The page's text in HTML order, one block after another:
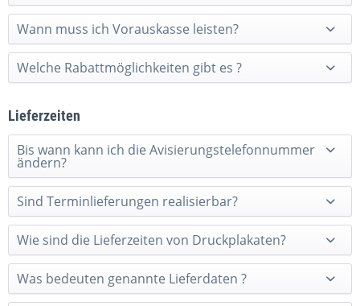
Wann muss ich Vorauskasse leisten?
Welche Rabattmöglichkeiten gibt es ?
Lieferzeiten
Bis wann kann ich die Avisierungstelefonnummer
ändern?
Sind Terminlieferungen realisierbar?
Wie sind die Lieferzeiten von Druckplakaten?
Was bedeuten genannte Lieferdaten ?